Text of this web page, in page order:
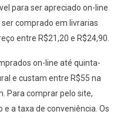
para ser apreciado on-line
ser comprado em livrarias
entre R$21,20 e R$24,90.
on-line até quinta-
e custam entre R$55 na
Para comprar pelo site,
a taxa de conveniência. Os